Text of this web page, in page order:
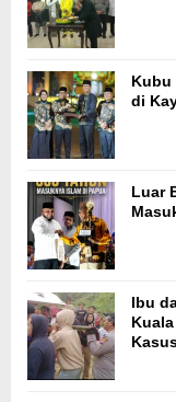
Kubu
di
Luar
Ibu